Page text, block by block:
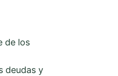
de los
deudas y